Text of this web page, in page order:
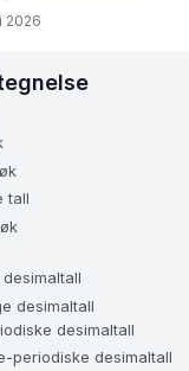
2026
tall
desimaltall
desimaltall
periodiske desimaltall